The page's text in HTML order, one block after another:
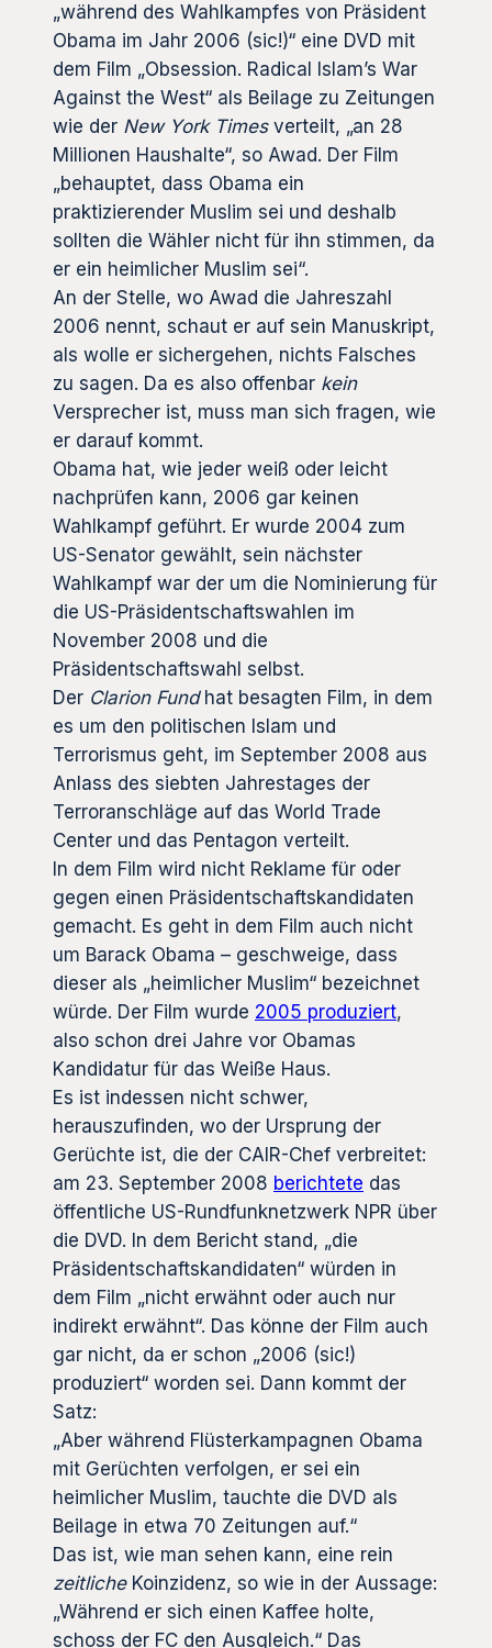
„während des Wahlkampfes von Präsident
Obama im Jahr 2006 (sic!)“ eine DVD mit
dem Film „Obsession. Radical Islam’s War
Against the West“ als Beilage zu Zeitungen
wie der New York Timesverteilt, „an 28
Millionen Haushalte“, so Awad. Der Film
„behauptet, dass Obama ein
praktizierender Muslim sei und deshalb
sollten die Wähler nicht für ihn stimmen, da
er ein heimlicher Muslim sei“.
An der Stelle, wo Awad die Jahreszahl
2006 nennt, schaut er auf sein Manuskript,
als wolle er sichergehen, nichts Falsches
zu sagen. Da es also offenbar kein
Versprecher ist, muss man sich fragen, wie
er darauf kommt.
Obama hat, wie jeder weiß oder leicht
nachprüfen kann, 2006 gar keinen
Wahlkampf geführt. Er wurde 2004 zum
US-Senator gewählt, sein nächster
Wahlkampf war der um die Nominierung für
die US-Präsidentschaftswahlen im
November 2008 und die
Präsidentschaftswahl selbst.
Der Clarion Fundhat besagten Film, in dem
es um den politischen Islam und
Terrorismus geht, im September 2008 aus
Anlass des siebten Jahrestages der
Terroranschläge auf das World Trade
Center und das Pentagon verteilt.
In dem Film wird nicht Reklame für oder
gegen einen Präsidentschaftskandidaten
gemacht. Es geht in dem Film auch nicht
um Barack Obama – geschweige, dass
dieser als „heimlicher Muslim“ bezeichnet
würde. Der Film wurde 2005 produziert,
also schon drei Jahre vor Obamas
Kandidatur für das Weiße Haus.
Es ist indessen nicht schwer,
herauszufinden, wo der Ursprung der
Gerüchte ist, die der CAIR-Chef verbreitet:
am 23. September 2008 berichtete das
öffentliche US-Rundfunknetzwerk NPR über
die DVD. In dem Bericht stand, „die
Präsidentschaftskandidaten“ würden in
dem Film „nicht erwähnt oder auch nur
indirekt erwähnt“. Das könne der Film auch
gar nicht, da er schon „2006 (sic!)
produziert“ worden sei. Dann kommt der
Satz:
„Aber während Flüsterkampagnen Obama
mit Gerüchten verfolgen, er sei ein
heimlicher Muslim, tauchte die DVD als
Beilage in etwa 70 Zeitungen auf.“
Das ist, wie man sehen kann, eine rein
zeitlicheKoinzidenz, so wie in der Aussage:
„Während er sich einen Kaffee holte,
schoss der FC den Ausgleich.“ Das